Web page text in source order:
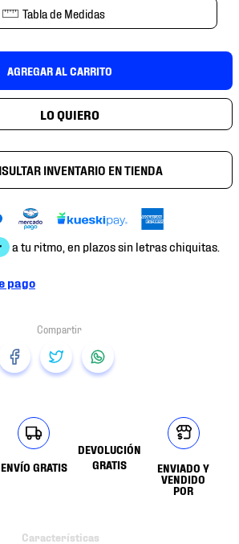
Tabla de Medidas
AGREGAR AL CARRITO
INVENTARIO EN TIENDA
pago
ENVÍO GRATIS
DEVOLUCIÓN
GRATIS
ENVIADO Y
VENDIDO
POR
Características